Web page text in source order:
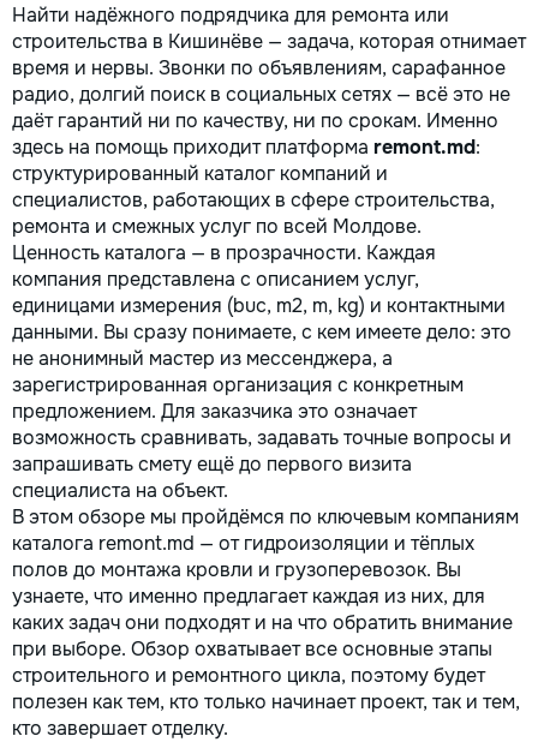
Найти надёжного подрядчика для ремонта или
строительства в Кишинёве — задача, которая отнимает
время и нервы. Звонки по объявлениям, сарафанное
радио, долгий поиск в социальных сетях — всё это не
даёт гарантий ни по качеству, ни по срокам. Именно
здесь на помощь приходит платформа remont.md:
структурированный каталог компаний и
специалистов, работающих в сфере строительства,
ремонта и смежных услуг по всей Молдове.
Ценность каталога — в прозрачности. Каждая
компания представлена с описанием услуг,
единицами измерения (buc, m2, m, kg) и контактными
данными. Вы сразу понимаете, с кем имеете дело: это
не анонимный мастер из мессенджера, а
зарегистрированная организация с конкретным
предложением. Для заказчика это означает
возможность сравнивать, задавать точные вопросы и
запрашивать смету ещё до первого визита
специалиста на объект.
В этом обзоре мы пройдёмся по ключевым компаниям
каталога remont.md — от гидроизоляции и тёплых
полов до монтажа кровли и грузоперевозок. Вы
узнаете, что именно предлагает каждая из них, для
каких задач они подходят и на что обратить внимание
при выборе. Обзор охватывает все основные этапы
строительного и ремонтного цикла, поэтому будет
полезен как тем, кто только начинает проект, так и тем,
кто завершает отделку.